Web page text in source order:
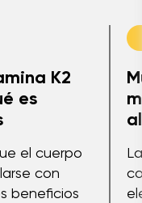
K2
es
el cuerpo
con
beneficios